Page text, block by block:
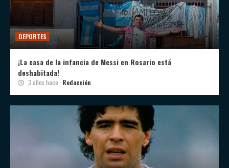
DEPORTES
¡La casa de la infancia de Messi en Rosario está
deshabitada!
3 años hace Redacción